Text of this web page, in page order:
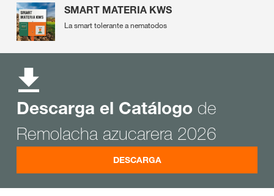
SMART MATERIA KWS
La smart tolerante a nematodos
Descarga el Catálogo de
Remolacha azucarera 2026
DESCARGA